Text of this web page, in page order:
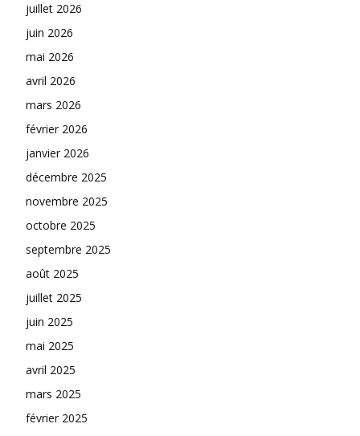
juillet 2026
juin 2026
mai 2026
avril 2026
mars 2026
février 2026
janvier 2026
décembre 2025
novembre 2025
octobre 2025
septembre 2025
août 2025
juillet 2025
juin 2025
mai 2025
avril 2025
mars 2025
février 2025